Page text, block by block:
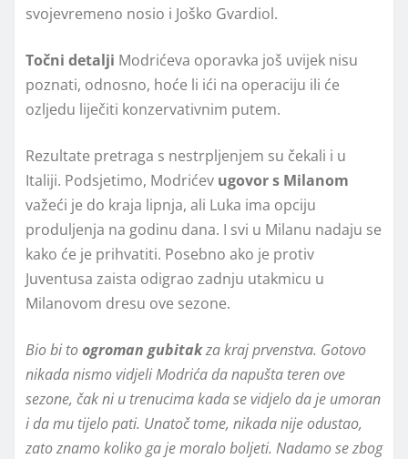
svojevremeno nosio i Joško Gvardiol.
Točni detalji Modrićeva oporavka još uvijek nisu
poznati, odnosno, hoće li ići na operaciju ili će
ozljedu liječiti konzervativnim putem.
Rezultate pretraga s nestrpljenjem su čekali i u
Italiji. Podsjetimo, Modrićev ugovor s Milanom
važeći je do kraja lipnja, ali Luka ima opciju
produljenja na godinu dana. I svi u Milanu nadaju se
kako će je prihvatiti. Posebno ako je protiv
Juventusa zaista odigrao zadnju utakmicu u
Milanovom dresu ove sezone.
Bio bi toogroman gubitakza kraj prvenstva. Gotovo
nikada nismo vidjeli Modrića da napušta teren ove
sezone, čak ni u trenucima kada se vidjelo da je umoran
i da mu tijelo pati. Unatoč tome, nikada nije odustao,
zato znamo koliko ga je moralo boljeti. Nadamo se zbog